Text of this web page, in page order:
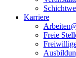
Karriere
Freie